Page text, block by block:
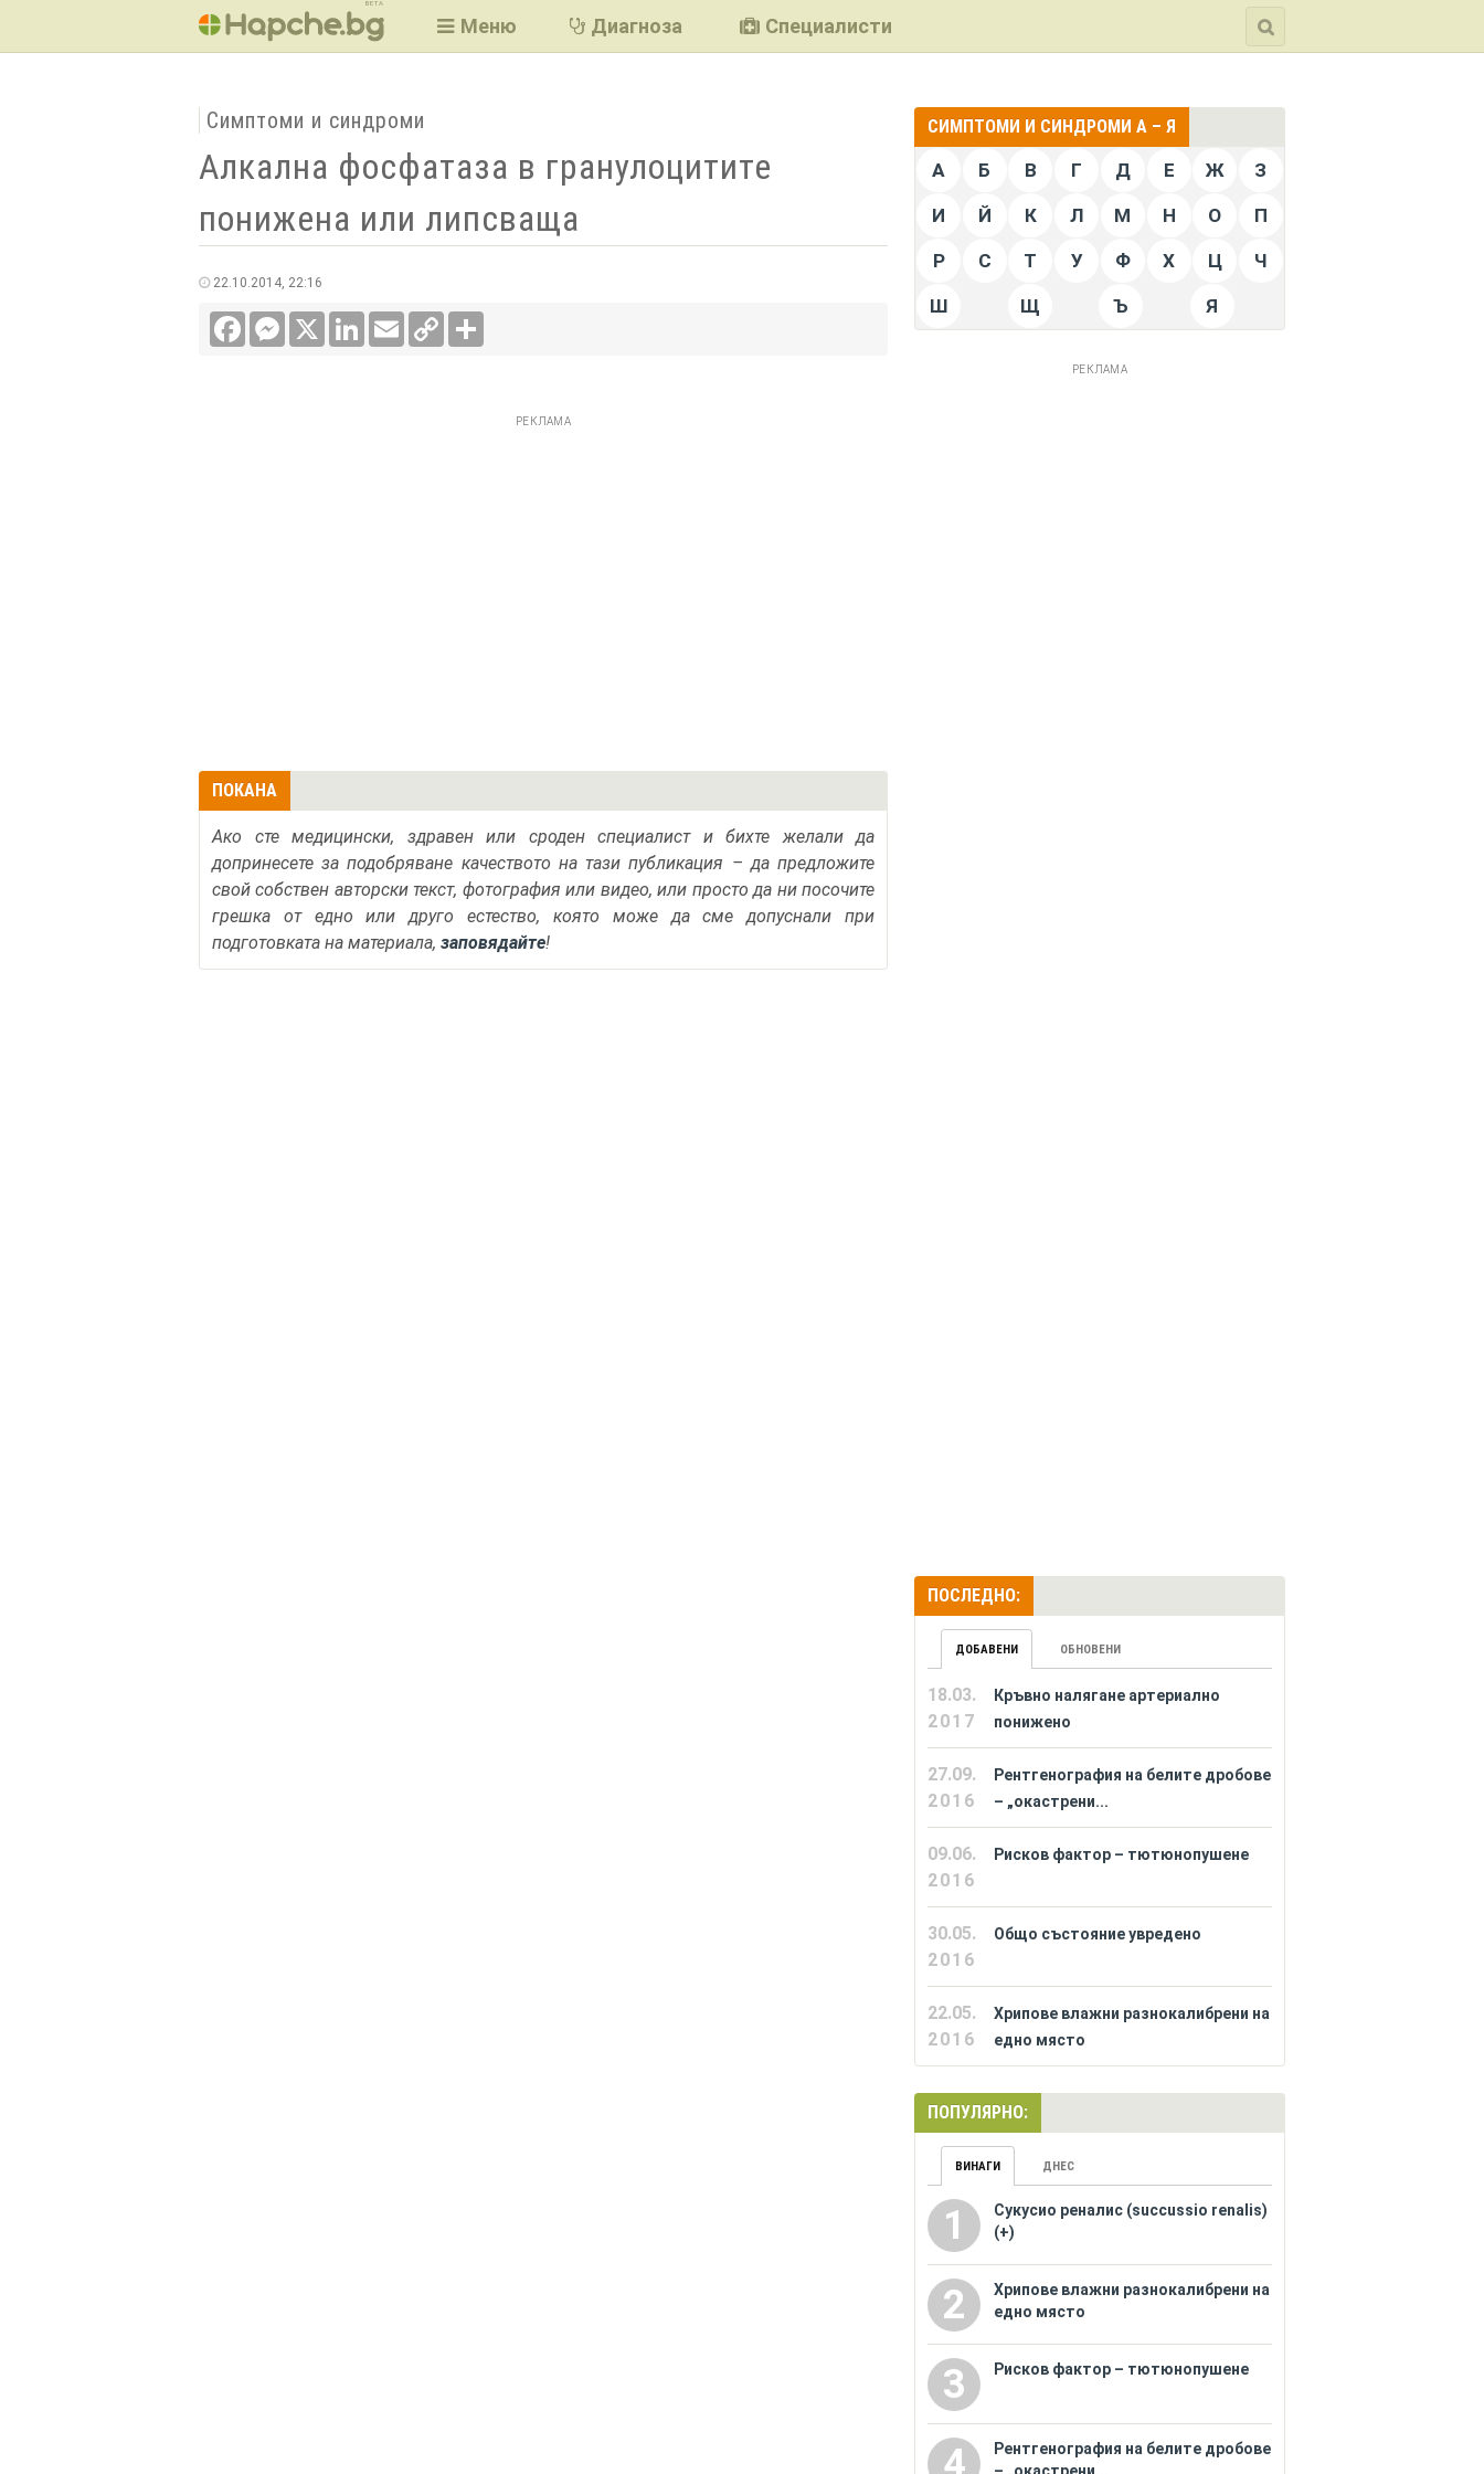
BETA
Меню Диагноза Специалисти
Симптоми и синдроми
Алкална фосфатаза в гранулоцитите
понижена или липсваща
22.10.2014, 22:16
FacebookMessenger LinkedInEmail
Copy
Link
РЕКЛАМА
ПОКАНА
Ако сте медицински, здравен или сроден специалист и бихте желали да
допринесете за подобряване качеството на тази публикация – да предложите
свой собствен авторски текст, фотография или видео, или просто да ни посочите
грешка от едно или друго естество, която може да сме допуснали при
подготовката на материала, заповядайте!
СИМПТОМИ И СИНДРОМИ А – Я
А Б В Г Д Е Ж З
И Й К Л М Н О П
Р С Т У Ф Х Ц Ч
Ш Щ Ъ Я
РЕКЛАМА
ПОСЛЕДНО:
ДОБАВЕНИ ОБНОВЕНИ
18.03.
2017
Кръвно налягане артериално
понижено
27.09.
2016
Рентгенография на белите дробове
– „окастрени...
09.06.
2016
Рисков фактор – тютюнопушене
30.05.
2016
Общо състояние увредено
22.05.
2016
Хрипове влажни разнокалибрени на
едно място
ПОПУЛЯРНО:
ВИНАГИ ДНЕС
1
Сукусио реналис (succussio renalis)
(+)
2
Хрипове влажни разнокалибрени на
едно място
3 Рисков фактор – тютюнопушене
4
Рентгенография на белите дробове